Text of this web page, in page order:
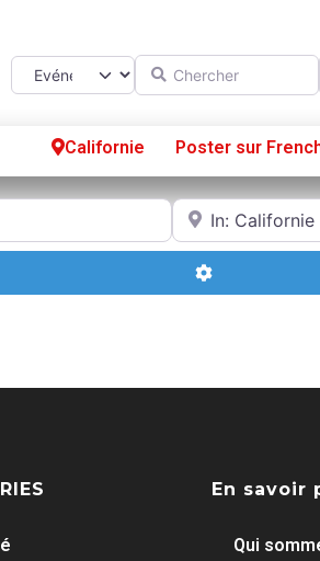
Select search typeChercher
Californie Poster sur
A proximité de
Advanced
En savoir
Qui